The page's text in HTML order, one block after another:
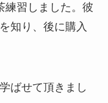
練習しました。彼
知り、後に購入
ばせて頂きまし